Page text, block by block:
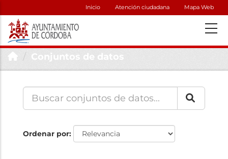
Inicio Atención ciudadana Mapa Web
Conjuntos de datos
Ordenar por